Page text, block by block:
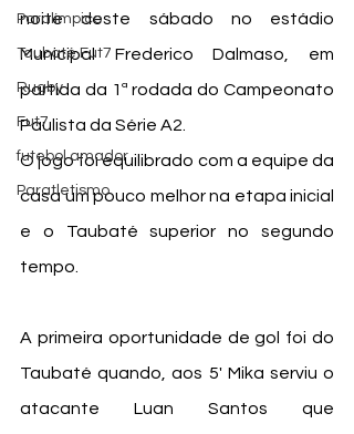
Paralímpico
Taubaté Fut7
Rugby
Fut7
futebol amador
Paratletismo
noite deste sábado no estádio
Municipal Frederico Dalmaso, em
partida da 1ª rodada do Campeonato
Paulista da Série A2.
O jogo foi equilibrado com a equipe da
casa um pouco melhor na etapa inicial
e o Taubaté superior no segundo
tempo.
A primeira oportunidade de gol foi do
Taubaté quando, aos 5' Mika serviu o
atacante Luan Santos que